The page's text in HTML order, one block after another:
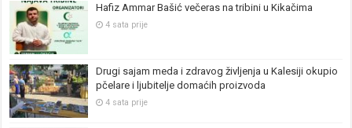
Hafiz Ammar Bašić večeras na tribini u Kikačima
4 sata prije
Drugi sajam meda i zdravog življenja u Kalesiji okupio
pčelare i ljubitelje domaćih proizvoda
4 sata prije